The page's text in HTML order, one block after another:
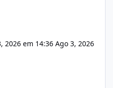
2026 em 14:36 Ago 3, 2026